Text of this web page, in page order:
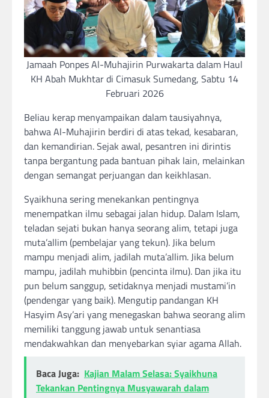
Jamaah Ponpes Al-Muhajirin Purwakarta dalam Haul
KH Abah Mukhtar di Cimasuk Sumedang, Sabtu 14
Februari 2026
Beliau kerap menyampaikan dalam tausiyahnya,
bahwa Al-Muhajirin berdiri di atas tekad, kesabaran,
dan kemandirian. Sejak awal, pesantren ini dirintis
tanpa bergantung pada bantuan pihak lain, melainkan
dengan semangat perjuangan dan keikhlasan.
Syaikhuna sering menekankan pentingnya
menempatkan ilmu sebagai jalan hidup. Dalam Islam,
teladan sejati bukan hanya seorang alim, tetapi juga
muta’allim (pembelajar yang tekun). Jika belum
mampu menjadi alim, jadilah muta’allim. Jika belum
mampu, jadilah muhibbin (pencinta ilmu). Dan jika itu
pun belum sanggup, setidaknya menjadi mustami’in
(pendengar yang baik). Mengutip pandangan KH
Hasyim Asy’ari yang menegaskan bahwa seorang alim
memiliki tanggung jawab untuk senantiasa
mendakwahkan dan menyebarkan syiar agama Allah.
Baca Juga: Kajian Malam Selasa: Syaikhuna
Tekankan Pentingnya Musyawarah dalam